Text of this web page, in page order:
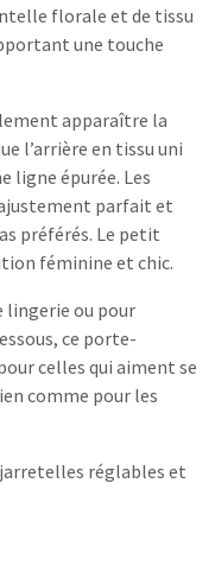
florale et de tissu
une touche
apparaître la
l’arrière en tissu uni
ligne épurée. Les
parfait et
préférés. Le petit
féminine et chic.
lingerie ou pour
ce porte-
celles qui aiment se
comme pour les
réglables et